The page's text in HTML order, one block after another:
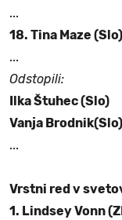
...
18. Tina Maze
...
Odstopili:
Ilka Štuhec (Slo)
Vanja Brodnik(Slo)
...
Vrstni red v
1. Lindsey Vonn